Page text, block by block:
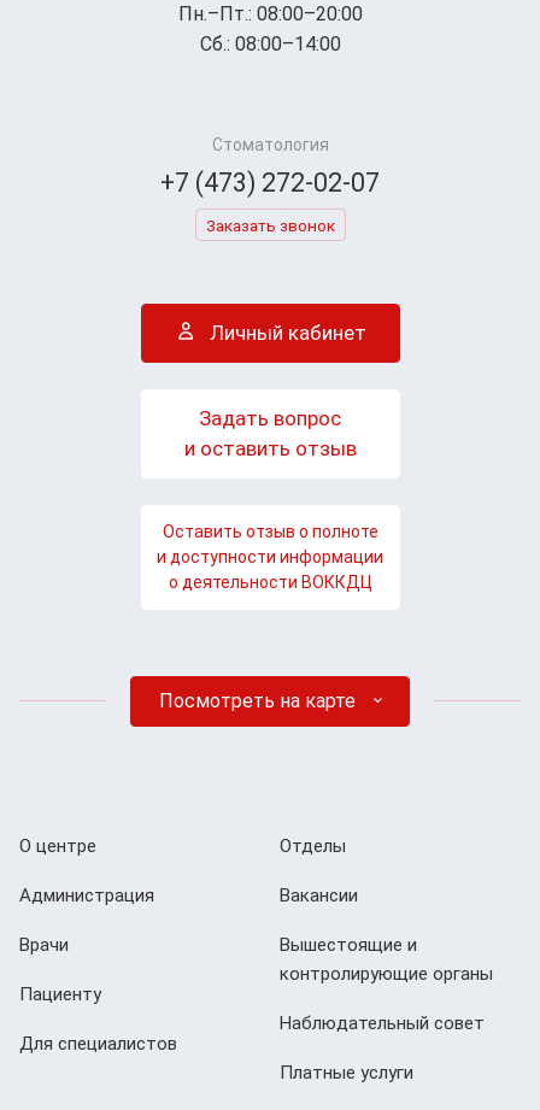
Пн.–Пт.: 08:00–20:00
Сб.: 08:00–14:00
Стоматология
+7 (473) 272-02-07
Заказать звонок
Личный кабинет
Задать вопрос
и оставить отзыв
Оставить отзыв о полноте
и доступности информации
о деятельности ВОККДЦ
Посмотреть на карте
О центре
Администрация
Врачи
Пациенту
Для специалистов
Отделы
Вакансии
Вышестоящие и
контролирующие органы
Наблюдательный совет
Платные услуги